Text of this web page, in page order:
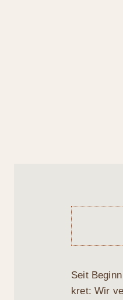
Seit
kret: Wir